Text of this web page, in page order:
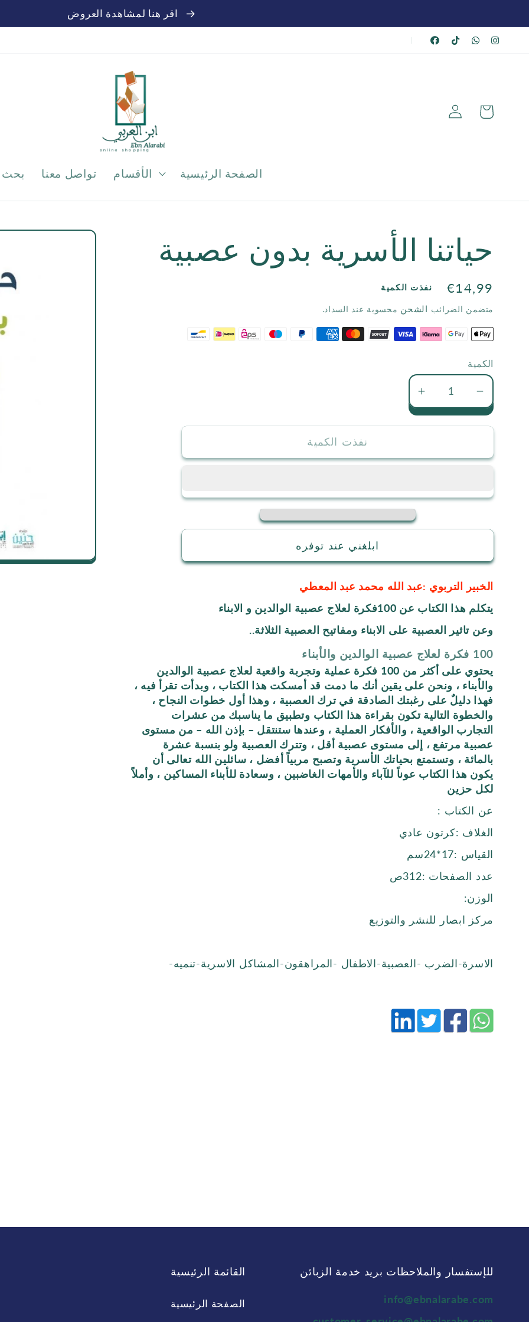
|
الصفحة الرئيسية الأقسام تواصل معنا بحث
تسجيل
الدخول
عربة
الشراء
حياتنا الأسرية بدون عصبية
السعر
الاعتيادي
€14,99 نفذت الكمية
متضمن الضرائب الشحن محسوبة عند السداد.
الكمية
الأسرية
عصبية
زيادة
الأسرية
عصبية
نفذت الكمية
ابلغني عند توفره
الخبير التربوي :عبد الله محمد عبد المعطي
يتكلم هذا الكتاب عن 100فكرة لعلاج عصبية الوالدين و الابناء
وعن تاثير العصبية على الابناء ومفاتيح العصبية الثلاثة..
100 فكرة لعلاج عصبية الوالدين والأبناء
يحتوي على أكثر من 100 فكرة عملية وتجربة واقعية لعلاج عصبية الوالدين
والأبناء ، ونحن على يقين أنك ما دمت قد أمسكت هذا الكتاب ، وبدأت تقرأ فيه ،
فهذا دليلٌ على رغبتك الصادقة في ترك العصبية ، وهذا أول خطوات النجاح ،
والخطوة التالية تكون بقراءة هذا الكتاب وتطبيق ما يناسبك من عشرات
التجارب الواقعية ، والأفكار العملية ، وعندها ستنتقل – بإذن الله – من مستوى
عصبية مرتفع ، إلى مستوى عصبية أقل ، وتترك العصبية ولو بنسبة عشرة
بالمائة ، وتستمتع بحياتك الأسرية وتصبح مربياً أفضل ، سائلين الله تعالى أن
يكون هذا الكتاب عوناً للآباء والأمهات الغاضبين ، وسعادة للأبناء المساكين ، وأملاً
لكل حزين
عن الكتاب :
الغلاف :كرتون عادي
القياس :17*24سم
عدد الصفحات :312ص
الوزن:
مركز ابصار للنشر والتوزيع
الاسرة-الضرب -العصبية-الاطفال -المراهقون-المشاكل الاسرية-تنميه-
القائمة الرئيسية
الصفحة الرئيسية
للإستفسار والملاحظات بريد خدمة الزبائن
info@ebnalarabe.com